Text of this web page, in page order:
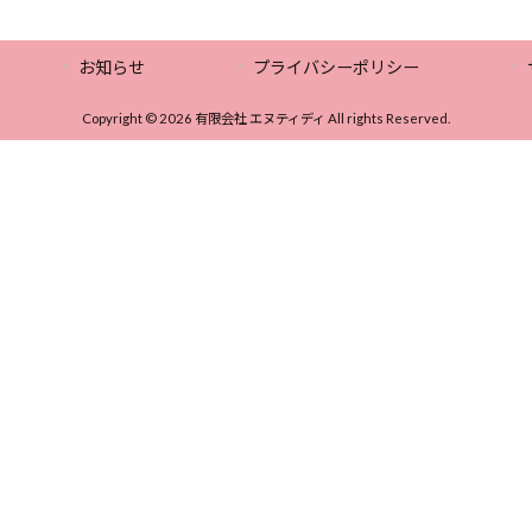
お知らせ プライバシーポリシー
Copyright © 2026 有限会社 エヌティディ All rights Reserved.